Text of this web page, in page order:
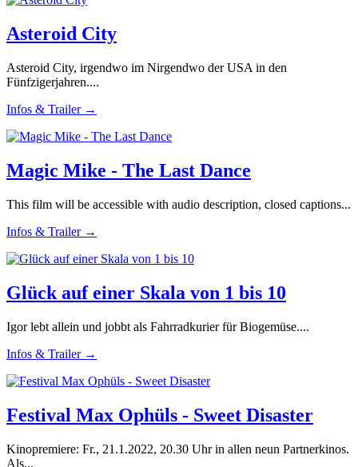
Asteroid City
Asteroid City, irgendwo im Nirgendwo der USA in den
Fünfzigerjahren....
Infos & Trailer →
Magic Mike - The Last Dance
This film will be accessible with audio description, closed captions...
Infos & Trailer →
Glück auf einer Skala von 1 bis 10
Igor lebt allein und jobbt als Fahrradkurier für Biogemüse....
Infos & Trailer →
Festival Max Ophüls - Sweet Disaster
Kinopremiere: Fr., 21.1.2022, 20.30 Uhr in allen neun Partnerkinos.
Als...